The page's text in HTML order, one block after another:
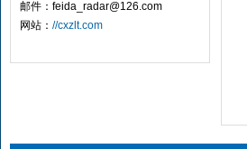
邮件：feida_radar@126.com
网站： //cxzlt.com